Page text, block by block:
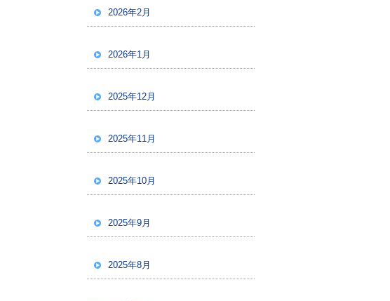
2026年2月
2026年1月
2025年12月
2025年11月
2025年10月
2025年9月
2025年8月